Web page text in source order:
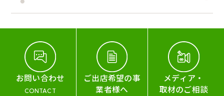
お問い合わせ
CONTACT
ご出店希望の事
業者様へ
メディア・
取材のご相談